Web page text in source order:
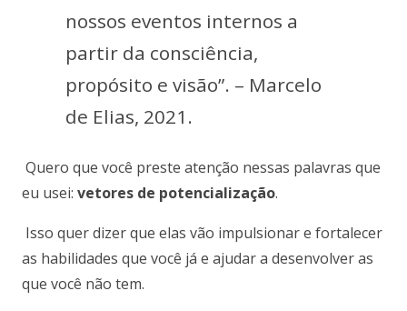
nossos eventos internos a
partir da consciência,
propósito e visão”. – Marcelo
de Elias, 2021.
Quero que você preste atenção nessas palavras que
eu usei: vetores de potencialização.
Isso quer dizer que elas vão impulsionar e fortalecer
as habilidades que você já e ajudar a desenvolver as
que você não tem.